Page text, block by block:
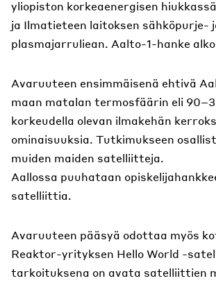
yliopiston korkeaenergisen
ja Ilmatieteen laitoksen sähköpurje-
plasmajarruliean. Aalto-1-hanke
Avaruuteen ensimmäisenä ehtivä
maan matalan termosfäärin eli
korkeudella olevan ilmakehän
ominaisuuksia. Tutkimukseen
muiden maiden satelliitteja.
Aallossa puuhataan
satelliittia.
Avaruuteen pääsyä odottaa myös
Reaktor-yrityksen Hello World -
tarkoituksena on avata satelliittien